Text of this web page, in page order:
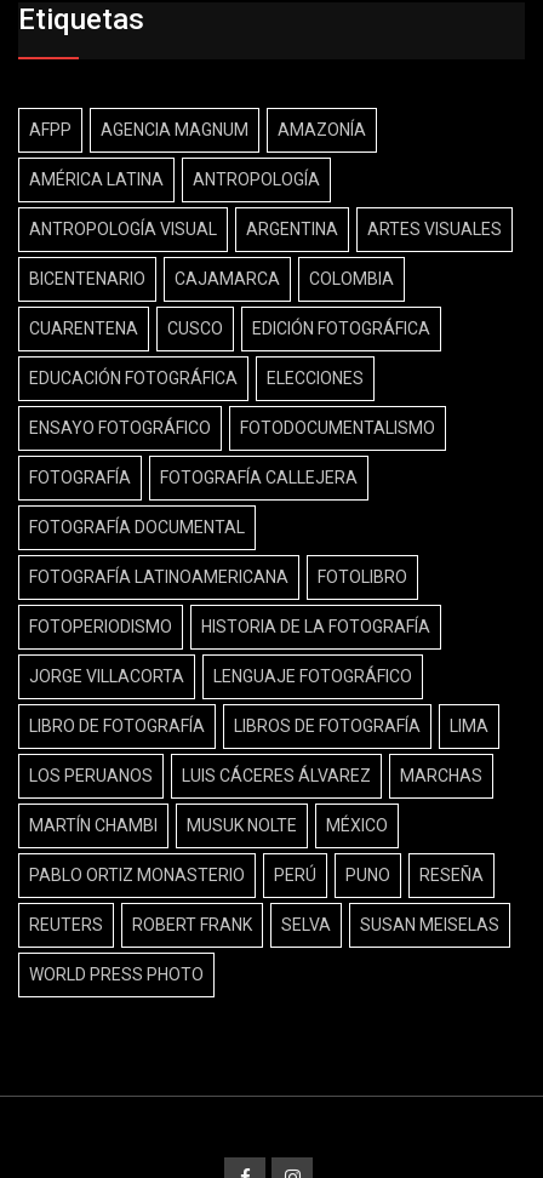
Etiquetas
AFPP AGENCIA MAGNUM AMAZONÍA
AMÉRICA LATINA ANTROPOLOGÍA
ANTROPOLOGÍA VISUAL ARGENTINA ARTES VISUALES
BICENTENARIO CAJAMARCA COLOMBIA
CUARENTENA CUSCO EDICIÓN FOTOGRÁFICA
EDUCACIÓN FOTOGRÁFICA ELECCIONES
ENSAYO FOTOGRÁFICO FOTODOCUMENTALISMO
FOTOGRAFÍA FOTOGRAFÍA CALLEJERA
FOTOGRAFÍA DOCUMENTAL
FOTOGRAFÍA LATINOAMERICANA FOTOLIBRO
FOTOPERIODISMO HISTORIA DE LA FOTOGRAFÍA
JORGE VILLACORTA LENGUAJE FOTOGRÁFICO
LIBRO DE FOTOGRAFÍA LIBROS DE FOTOGRAFÍA LIMA
LOS PERUANOS LUIS CÁCERES ÁLVAREZ MARCHAS
MARTÍN CHAMBI MUSUK NOLTE MÉXICO
PABLO ORTIZ MONASTERIO PERÚ PUNO RESEÑA
REUTERS ROBERT FRANK SELVA SUSAN MEISELAS
WORLD PRESS PHOTO